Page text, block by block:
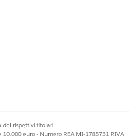
dei rispettivi titolari.
euro - Numero REA MI-1785731 P.IVA